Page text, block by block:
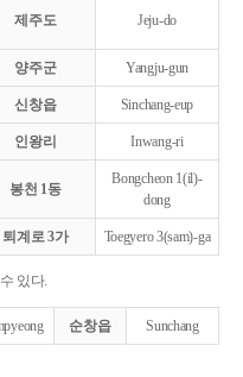
제주도 Jeju-do
양주군 Yangju-gun
신창읍 Sinchang-eup
인왕리 Inwang-ri
봉천 1동
Bongcheon 1(il)-
dong
퇴계로 3가 Toegyero 3(sam)-ga
있다.
순창읍 Sunchang